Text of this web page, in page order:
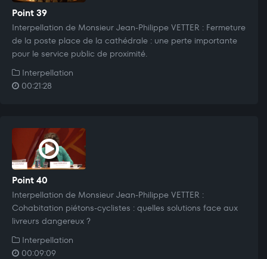
Point 39
Interpellation de Monsieur Jean-Philippe VETTER : Fermeture
de la poste place de la cathédrale : une perte importante
pour le service public de proximité.
Interpellation
00:21:28
Point 40
Interpellation de Monsieur Jean-Philippe VETTER :
Cohabitation piétons-cyclistes : quelles solutions face aux
livreurs dangereux ?
Interpellation
00:09:09